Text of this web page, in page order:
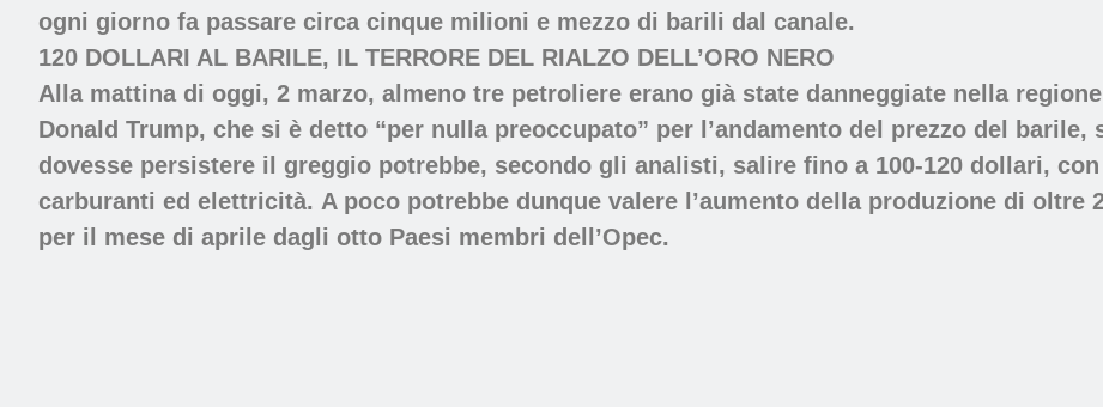
ogni giorno fa passare circa cinque milioni e mezzo di barili dal canale.
120 DOLLARI AL BARILE, IL TERRORE DEL RIALZO DELL’ORO NERO
Alla mattina di oggi, 2 marzo, almeno tre petroliere erano già state danneggiate nella
Donald Trump, che si è detto “per nulla preoccupato” per l’andamento del prezzo del
dovesse persistere il greggio potrebbe, secondo gli analisti, salire fino a 100-120 dollari,
carburanti ed elettricità. A poco potrebbe dunque valere l’aumento della produzione di oltre
per il mese di aprile dagli otto Paesi membri dell’Opec.